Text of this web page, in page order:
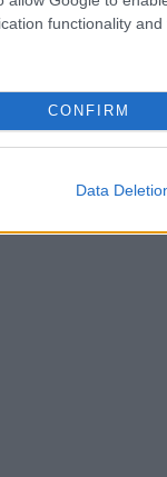
functionality
CONFIRM
Data